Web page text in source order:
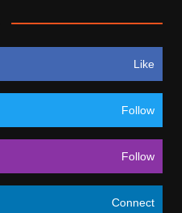
Like
Follow
Follow
Connect